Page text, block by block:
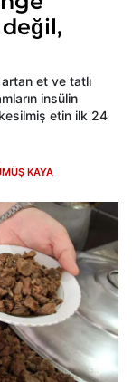
et ve tatlı
insülin
etin ilk 24
KAYA